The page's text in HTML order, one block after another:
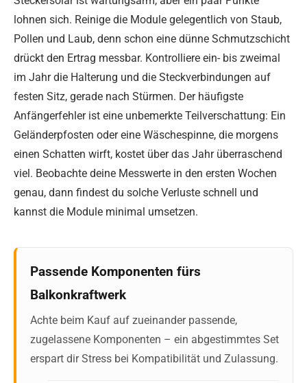
lohnen sich. Reinige die Module gelegentlich von Staub,
Pollen und Laub, denn schon eine dünne Schmutzschicht
drückt den Ertrag messbar. Kontrolliere ein- bis zweimal
im Jahr die Halterung und die Steckverbindungen auf
festen Sitz, gerade nach Stürmen. Der häufigste
Anfängerfehler ist eine unbemerkte Teilverschattung: Ein
Geländerpfosten oder eine Wäschespinne, die morgens
einen Schatten wirft, kostet über das Jahr überraschend
viel. Beobachte deine Messwerte in den ersten Wochen
genau, dann findest du solche Verluste schnell und
kannst die Module minimal umsetzen.
Passende Komponenten fürs
Balkonkraftwerk
Achte beim Kauf auf zueinander passende,
zugelassene Komponenten – ein abgestimmtes Set
erspart dir Stress bei Kompatibilität und Zulassung.